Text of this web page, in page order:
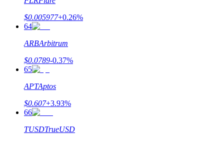
$0.005977+0.26%
64
ARBArbitrum
$0.0789-0.37%
65
APTAptos
$0.607+3.93%
66
TUSDTrueUSD